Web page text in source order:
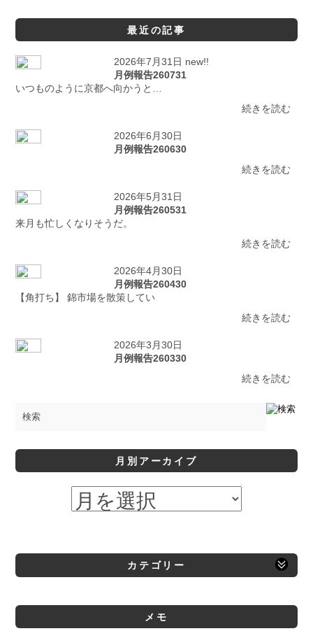
最近の記事
2026年7月31日 new!!
月例報告260731
いつものように京都へ向かうと…
続きを読む
2026年6月30日
月例報告260630
続きを読む
2026年5月31日
月例報告260531
来月も忙しくなりそうだ。
続きを読む
2026年4月30日
月例報告260430
【角打ち】 錦市場を散策してい
続きを読む
2026年3月30日
月例報告260330
続きを読む
月別アーカイブ
カテゴリー
メモ